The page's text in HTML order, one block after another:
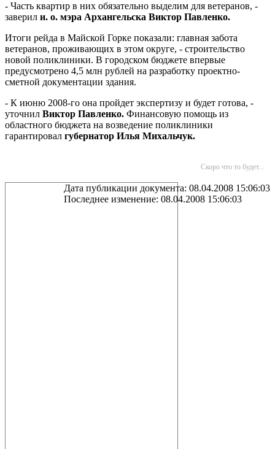
- Часть квартир в них обязательно выделим для ветеранов, -
заверил и. о. мэра Архангельска Виктор Павленко.
Итоги рейда в Майской Горке показали: главная забота
ветеранов, проживающих в этом округе, - строительство
новой поликлиники. В городском бюджете впервые
предусмотрено 4,5 млн рублей на разработку проектно-
сметной документации здания.
- К июню 2008-го она пройдет экспертизу и будет готова, -
уточнил Виктор Павленко. Финансовую помощь из
областного бюджета на возведение поликлиники
гарантировал губернатор Илья Михальчук.
Скоро что то будет...
Дата публикации документа: 08.04.2008 15:06:03
Последнее изменение: 08.04.2008 15:06:03